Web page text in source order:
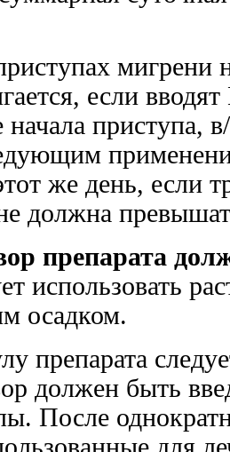
мигрени
если
начала приступа,
же день, если
должна
препарата
использовать
осадком.
препарата
должен быть
После